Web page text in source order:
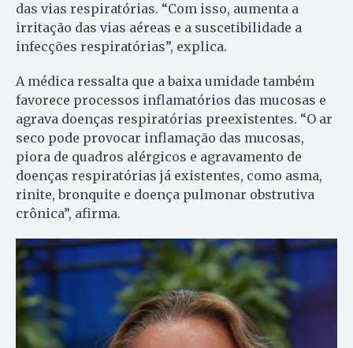
das vias respiratórias. “Com isso, aumenta a
irritação das vias aéreas e a suscetibilidade a
infecções respiratórias”, explica.
A médica ressalta que a baixa umidade também
favorece processos inflamatórios das mucosas e
agrava doenças respiratórias preexistentes. “O ar
seco pode provocar inflamação das mucosas,
piora de quadros alérgicos e agravamento de
doenças respiratórias já existentes, como asma,
rinite, bronquite e doença pulmonar obstrutiva
crônica”, afirma.